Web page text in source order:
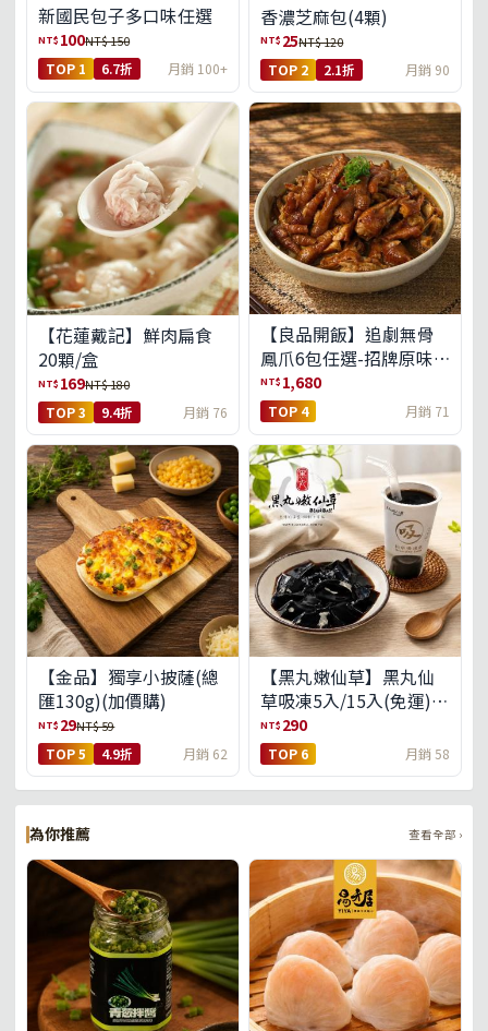
新國民包子多口味任選
NT$ 100NT$ 150
TOP 1 6.7折 月銷 100+
香濃芝麻包(4顆)
NT$ 25NT$ 120
TOP 2 2.1折 月銷 90
【花蓮戴記】鮮肉扁食
20顆/盒
NT$ 169NT$ 180
TOP 3 9.4折 月銷 76
【良品開飯】追劇無骨
鳳爪6包任選-招牌原味/
濃濃蒜香/過癮麻辣(免運
組)
NT$ 1,680
TOP 4 月銷 71
【金品】獨享小披薩(總
匯130g)(加價購)
NT$ 29NT$ 59
TOP 5 4.9折 月銷 62
【黑丸嫩仙草】黑丸仙
草吸凍5入/15入(免運)
(預購中8/14出貨)
NT$ 290
TOP 6 月銷 58
為你推薦 查看全部 ›